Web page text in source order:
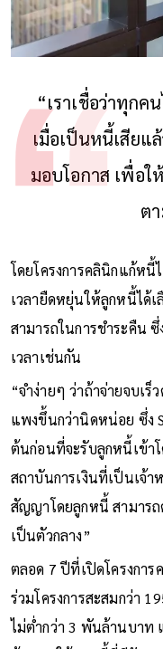
“เราเชื่อว่าทุกค
เมื่อเป็นหนี้เสียแ
มอบโอกาส เพื่อใ
ต
โดยโครงการคลินิกแก้ห
เวลายืดหยุ่นให้ลูกหนี้ได้
สามารถในการชำระคืน
เวลาเช่นกัน
“จำง่ายๆ ว่าถ้าจ่ายจบเร็
แพงขึ้นกว่านิดหน่อย ซึ่ง
ต้นก่อนที่จะรับลูกหนี้เข้าโ
สถาบันการเงินที่เป็นเจ้
สัญญาโดยลูกหนี้ สามาร
เป็นตัวกลาง”
ตลอด 7 ปีที่เปิดโครงกา
ร่วมโครงการสะสมกว่า
ไม่ต่ำกว่า 3 พันล้านบาท